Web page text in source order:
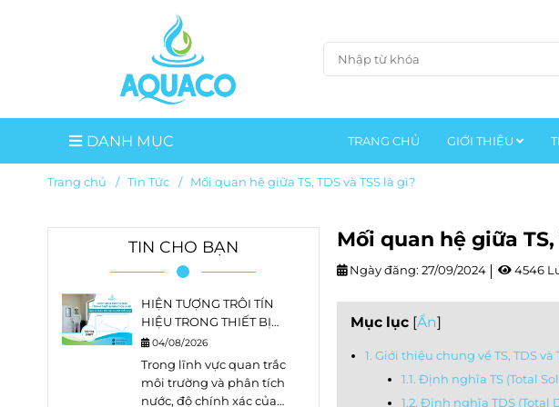
DANH MỤC TRANG CHỦ GIỚI THIỆU
Trang chủ / Tin Tức / Mối quan hệ giữa TS, TDS và TSS là gì?
Mối quan hệ giữa TS,
Ngày đăng: 27/09/2024 4546
Mục lục [Ẩn]
1. Giới thiệu chung về TS, TDS và
1.1. Định nghĩa TS (Total
1.2. Định nghĩa TDS (Total
TIN CHO BẠN
HIỆN TƯỢNG TRÔI TÍN
HIỆU TRONG THIẾT BỊ
PHÂN TÍCH LÀ GÌ?
NGUYÊN NHÂN, DẤU HIỆU
VÀ CÁCH KHẮC PHỤC
04/08/2026
Trong lĩnh vực quan trắc
môi trường và phân tích
nước, độ chính xác của